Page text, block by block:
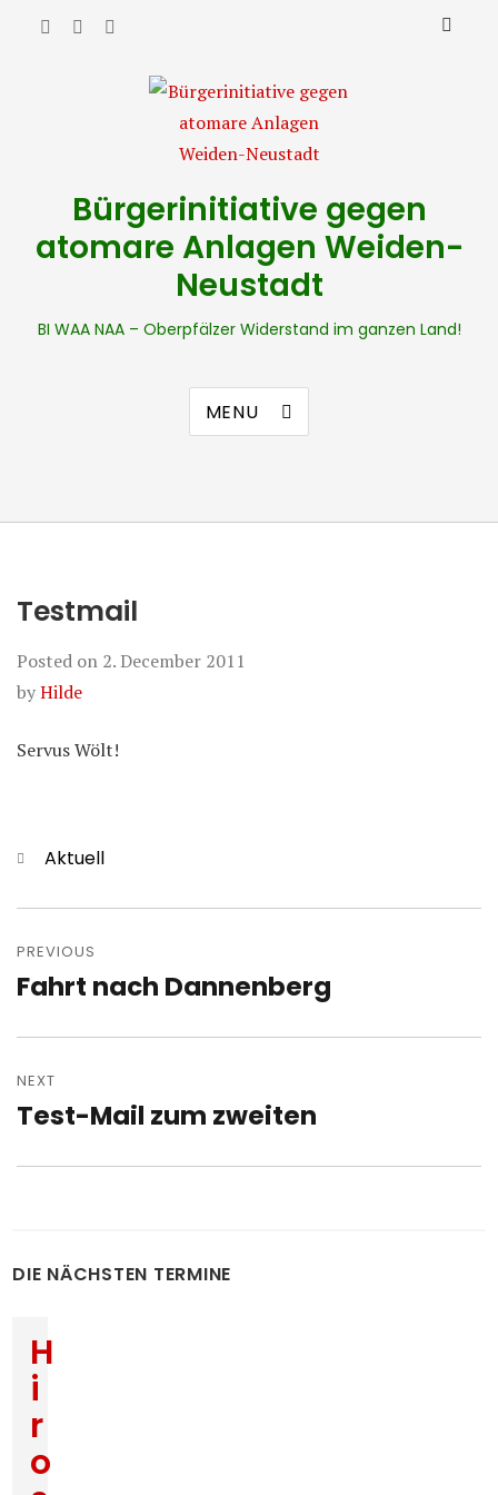
Bürgerinitiative gegen
atomare Anlagen Weiden-
Neustadt
BI WAA NAA – Oberpfälzer Widerstand im ganzen Land!
MENU
Testmail
Posted on 2. December 2011
byHilde
Servus Wölt!
Categories
Aktuell
navigation
PREVIOUS
Previous
Fahrt nach Dannenberg
NEXT
Next
Test-Mail zum zweiten
DIE NÄCHSTEN TERMINE
H
i
r
o